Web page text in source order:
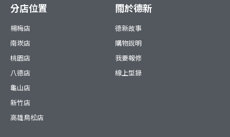
分店位置
楊梅店
南崁店
桃園店
八德店
龜山店
新竹店
高雄鳥松店
關於德新
德新故事
購物說明
我要報修
線上型錄